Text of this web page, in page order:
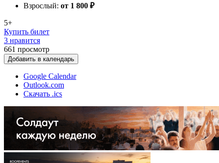
Взрослый: от 1 800 ₽
5+
Купить билет
3 нравится
661 просмотр
Добавить в календарь
Google Calendar
Outlook.com
Скачать .ics